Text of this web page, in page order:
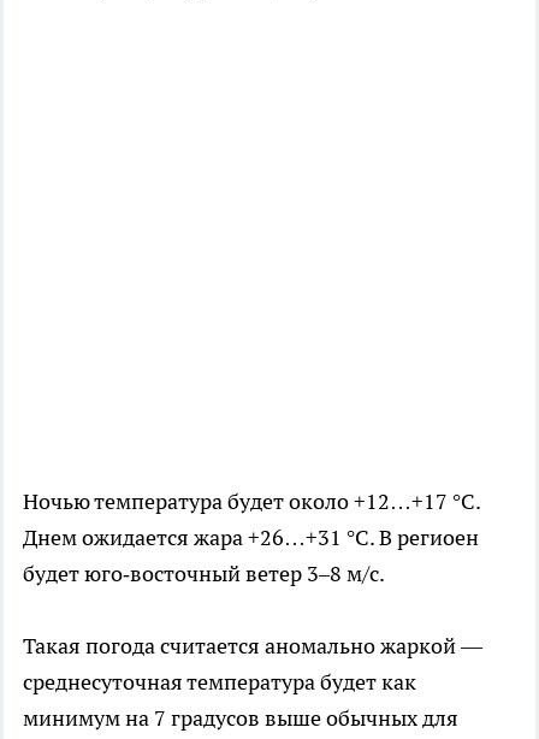
Ночью температура будет около +12…+17 °С.
Днем ожидается жара +26…+31 °С. В региоен
будет юго‑восточный ветер 3–8 м/с.
Такая погода считается аномально жаркой —
среднесуточная температура будет как
минимум на 7 градусов выше обычных для